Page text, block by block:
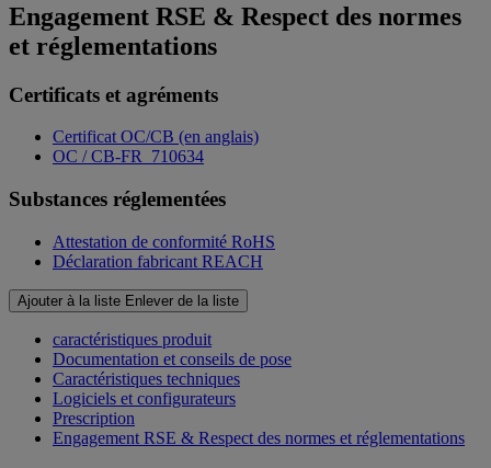
Engagement RSE & Respect des normes
et réglementations
Certificats et agréments
Certificat OC/CB (en anglais)
OC / CB-FR_710634
Substances réglementées
Attestation de conformité RoHS
Déclaration fabricant REACH
Ajouter à la liste Enlever de la liste
caractéristiques produit
Documentation et conseils de pose
Caractéristiques techniques
Logiciels et configurateurs
Prescription
Engagement RSE & Respect des normes et réglementations